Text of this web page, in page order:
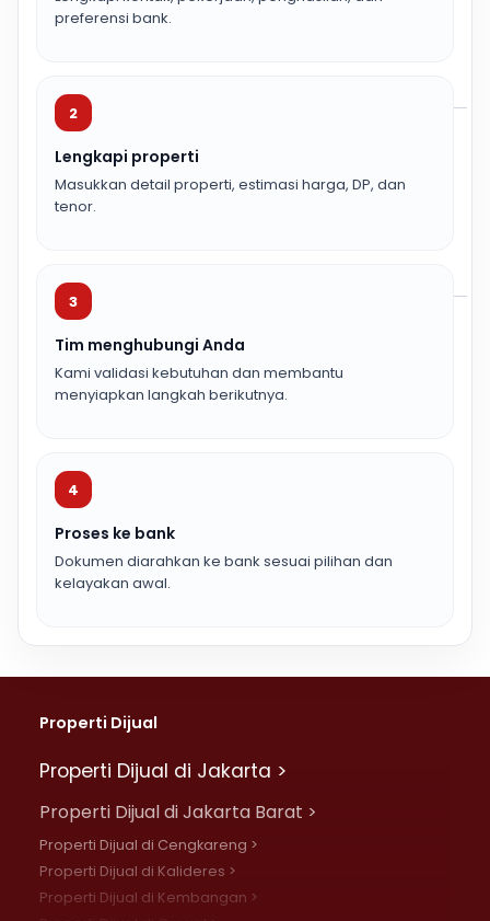
preferensi bank.
2
Lengkapi properti
Masukkan detail properti, estimasi harga, DP, dan
tenor.
3
Tim menghubungi Anda
Kami validasi kebutuhan dan membantu
menyiapkan langkah berikutnya.
4
Proses ke bank
Dokumen diarahkan ke bank sesuai pilihan dan
kelayakan awal.
Properti Dijual
Properti Dijual di Jakarta >
Properti Dijual di Jakarta Barat >
Properti Dijual di Cengkareng >
Properti Dijual di Kalideres >
Properti Dijual di Kembangan >